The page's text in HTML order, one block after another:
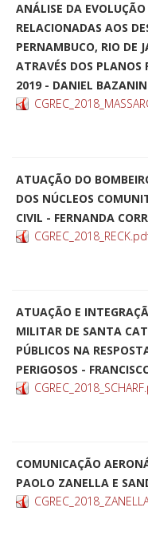
ANÁLISE DA
RELACIONADAS AOS
PERNAMBUCO, RIO DE
ATRAVÉS DOS
2019 - DANIEL
ATUAÇÃO DO
DOS NÚCLEOS
CIVIL - FERNANDA
ATUAÇÃO E
MILITAR DE SANTA
PÚBLICOS NA
PERIGOSOS -
COMUNICAÇÃO
PAOLO ZANELLA E